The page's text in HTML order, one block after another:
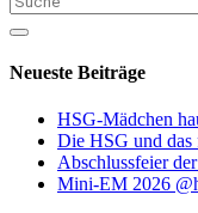
Neueste Beiträge
HSG-Mädchen
Die HSG und das
Abschlussfeier
Mini-EM 2026